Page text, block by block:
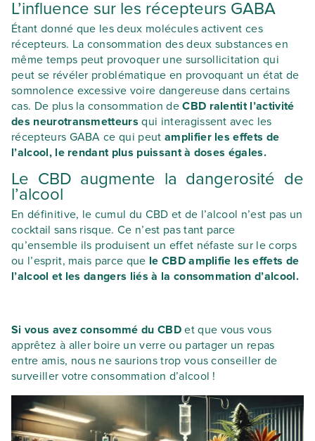
L’influence sur les récepteurs GABA
Étant donné que les deux molécules activent ces
récepteurs. La consommation des deux substances en
même temps peut provoquer une sursollicitation qui
peut se révéler problématique en provoquant un état de
somnolence excessive voire dangereuse dans certains
cas. De plus la consommation deCBD ralentit l’activité
des neurotransmetteurs qui interagissent avec les
récepteurs GABA ce qui peut amplifier les effets de
l’alcool, le rendant plus puissant à doses égales.
Le CBD augmente la dangerosité de
l’alcool
En définitive, le cumul du CBD et de l’alcool n’est pas un
cocktail sans risque. Ce n’est pas tant parce
qu’ensemble ils produisent un effet néfaste sur le corps
ou l’esprit, mais parce que le CBD amplifie les effets de
l’alcool et les dangers liés à la consommation d’alcool.
Si vous avez consommé du CBDet que vous vous
apprêtez à aller boire un verre ou partager un repas
entre amis, nous ne saurions trop vous conseiller de
surveiller votre consommation d’alcool !